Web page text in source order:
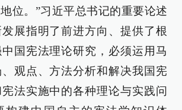
位。”习近平总书记的重要论述
展指明了前进方向、提供了根
国宪法理论研究，必须运用马
观点、方法分析和解决我国宪
法实施中的各种理论与实践问